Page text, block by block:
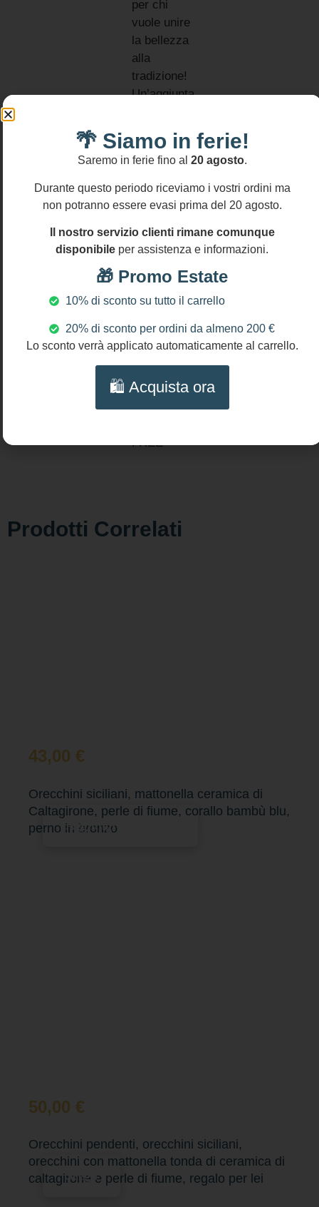
per chi
vuole unire
la bellezza
alla
tradizione!
Un’aggiunta
essenziale
a qualsiasi
collezione
di gioielli
MATERIALI:
Perle
scaramazze
Lunghezza
collana:
(22,8″)
NICHEL
FREE
accettano
resi
14
gg
Prodotti Correlati
43,00 €
Orecchini siciliani, mattonella ceramica di
Caltagirone, perle di fiume, corallo bambù blu,
perno in bronzo
Aggiungi al carrello
50,00 €
Orecchini pendenti, orecchini siciliani,
orecchini con mattonella tonda di ceramica di
caltagirone e perle di fiume, regalo per lei
Scegli
🌴 Siamo in ferie!
Saremo in ferie fino al 20 agosto.
Durante questo periodo riceviamo i vostri ordini ma
non potranno essere evasi prima del 20 agosto.
Il nostro servizio clienti rimane comunque
disponibile per assistenza e informazioni.
🎁 Promo Estate
10% di sconto su tutto il carrello
20% di sconto per ordini da almeno 200 €
Lo sconto verrà applicato automaticamente al carrello.
🛍️ Acquista ora